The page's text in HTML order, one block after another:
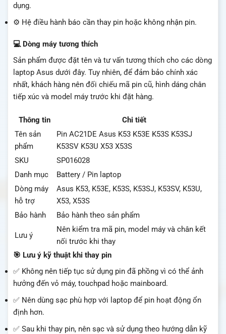
dụng.
⚙️ Hệ điều hành báo cần thay pin hoặc không nhận pin.
💻 Dòng máy tương thích
Sản phẩm được đặt tên và tư vấn tương thích cho các dòng
laptop Asus dưới đây. Tuy nhiên, để đảm bảo chính xác
nhất, khách hàng nên đối chiếu mã pin cũ, hình dáng chân
tiếp xúc và model máy trước khi đặt hàng.
Thông tin
Chi tiết
Tên sản
phẩm
Pin AC21DE Asus K53 K53E K53S K53SJ
K53SV K53U X53 X53S
SKU
SP016028
Danh mục
Battery / Pin laptop
Dòng máy
hỗ trợ
Asus K53, K53E, K53S, K53SJ, K53SV, K53U,
X53, X53S
Bảo hành
Bảo hành theo sản phẩm
Lưu ý
Nên kiểm tra mã pin, model máy và chân kết
nối trước khi thay
🎯 Lưu ý kỹ thuật khi thay pin
✅ Không nên tiếp tục sử dụng pin đã phồng vì có thể ảnh
hưởng đến vỏ máy, touchpad hoặc mainboard.
✅ Nên dùng sạc phù hợp với laptop để pin hoạt động ổn
định hơn.
✅ Sau khi thay pin, nên sạc và sử dụng theo hướng dẫn kỹ